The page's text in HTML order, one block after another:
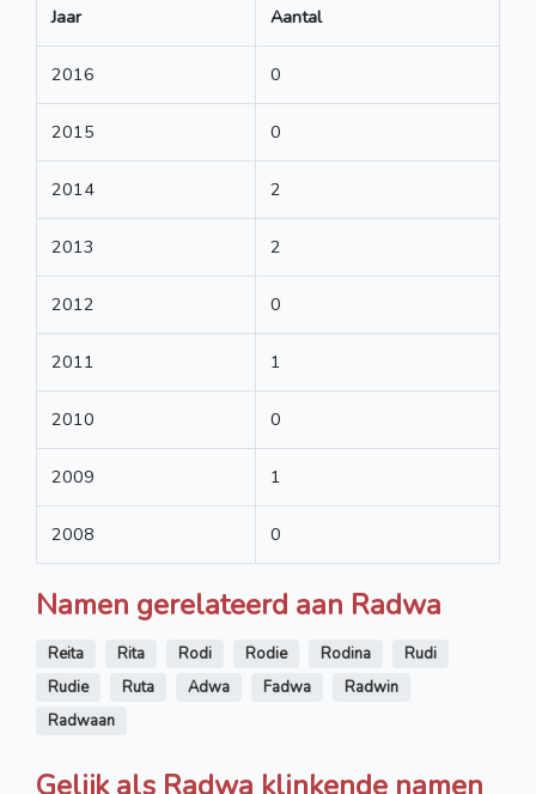
Jaar Aantal
2016 0
2015 0
2014 2
2013 2
2012 0
2011 1
2010 0
2009 1
2008 0
Namen gerelateerd aan Radwa
Reita Rita Rodi Rodie Rodina
Rudi
Rudie
Ruta Adwa Fadwa
Radwin
Radwaan
Gelijk als Radwa klinkende namen